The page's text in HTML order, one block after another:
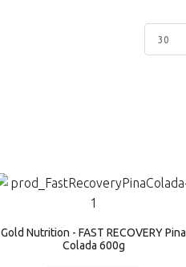
Gold Nutrition - FAST RECOVERY Pina
Colada 600g